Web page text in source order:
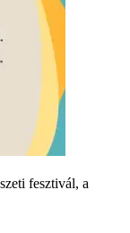
fesztivál, a